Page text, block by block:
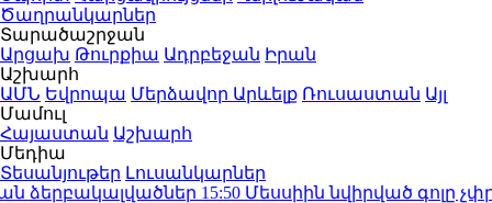
Ծաղրանկարներ
Տարածաշրջան
Արցախ Թուրքիա Ադրբեջան Իրան
Աշխարհ
ԱՄՆ Եվրոպա Մերձավոր Արևելք Ռուսաստան Այլ
Մամուլ
Հայաստան Աշխարհ
Մեդիա
Տեսանյութեր Լուսանկարներ
15:50Մեսսիին նվիրված գոլը